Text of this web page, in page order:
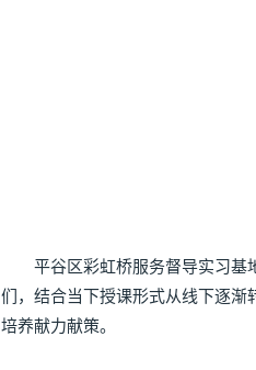
平谷区彩虹桥服务督导实习基地
们，结合当下授课形式从线下逐
培养献力献策。